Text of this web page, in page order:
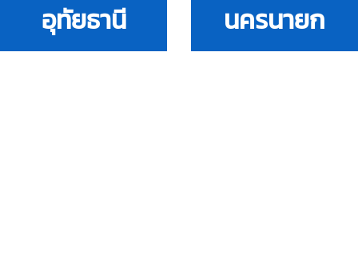
อุทัยธานี นครนายก